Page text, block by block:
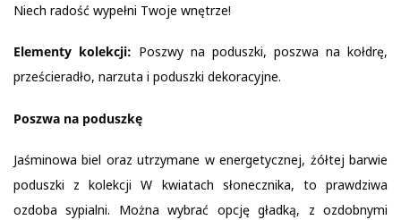
Niech radość wypełni Twoje wnętrze!
Elementy kolekcji: Poszwy na poduszki, poszwa na kołdrę,
prześcieradło, narzuta i poduszki dekoracyjne.
Poszwa na poduszkę
Jaśminowa biel oraz utrzymane w energetycznej, żółtej barwie
poduszki z kolekcji W kwiatach słonecznika, to prawdziwa
ozdoba sypialni. Można wybrać opcję gładką, z ozdobnymi